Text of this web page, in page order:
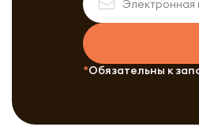
Обязательны к